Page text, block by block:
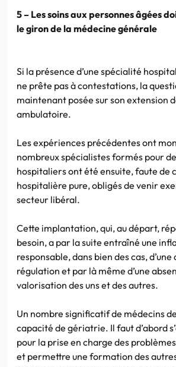
5 – Les soins aux personnes âgées
le giron de la médecine générale
Si la présence d’une spécialité
ne prête pas à contestations, la
maintenant posée sur son extension
ambulatoire.
Les expériences précédentes ont
nombreux spécialistes formés pour
hospitaliers ont été ensuite, faute de
hospitalière pure, obligés de venir
secteur libéral.
Cette implantation, qui, au départ,
besoin, a par la suite entraîné une
responsable, dans bien des cas, d’une
régulation et par là même d’une
valorisation des uns et des autres.
Un nombre significatif de médecins
capacité de gériatrie. Il faut d’abord
pour la prise en charge des
et permettre une formation des